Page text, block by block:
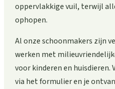
oppervlakkige vuil, terwijl
ophopen.
Al onze schoonmakers zijn
werken met
voor kinderen en huisdieren.
via het formulier en je